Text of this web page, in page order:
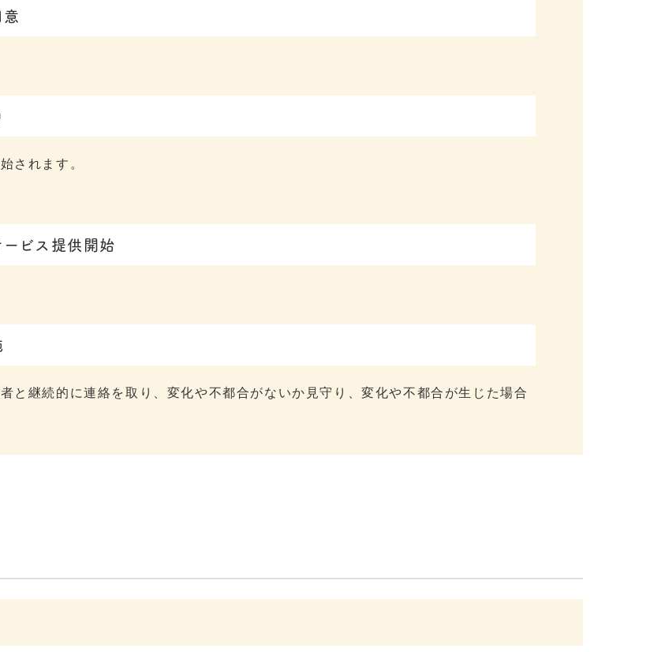
されます。
ビス提供開始
と継続的に連絡を取り、変化や不都合がないか見守り、変化や不都合が生じた場合